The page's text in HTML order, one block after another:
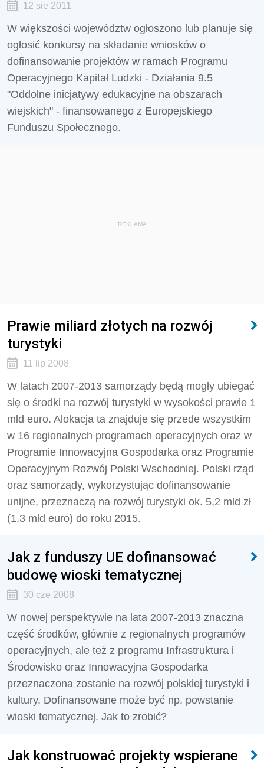
12 sie 2011
W większości województw ogłoszono lub planuje się
ogłosić konkursy na składanie wniosków o
dofinansowanie projektów w ramach Programu
Operacyjnego Kapitał Ludzki - Działania 9.5
"Oddolne inicjatywy edukacyjne na obszarach
wiejskich" - finansowanego z Europejskiego
Funduszu Społecznego.
REKLAMA
Prawie miliard złotych na rozwój
turystyki
11 lip 2008
W latach 2007-2013 samorządy będą mogły ubiegać
się o środki na rozwój turystyki w wysokości prawie 1
mld euro. Alokacja ta znajduje się przede wszystkim
w 16 regionalnych programach operacyjnych oraz w
Programie Innowacyjna Gospodarka oraz Programie
Operacyjnym Rozwój Polski Wschodniej. Polski rząd
oraz samorządy, wykorzystując dofinansowanie
unijne, przeznaczą na rozwój turystyki ok. 5,2 mld zł
(1,3 mld euro) do roku 2015.
Jak z funduszy UE dofinansować
budowę wioski tematycznej
30 cze 2008
W nowej perspektywie na lata 2007-2013 znaczna
część środków, głównie z regionalnych programów
operacyjnych, ale też z programu Infrastruktura i
Środowisko oraz Innowacyjna Gospodarka
przeznaczona zostanie na rozwój polskiej turystyki i
kultury. Dofinansowane może być np. powstanie
wioski tematycznej. Jak to zrobić?
Jak konstruować projekty wspierane